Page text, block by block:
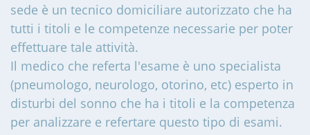
sede è un tecnico domiciliare autorizzato che ha
tutti i titoli e le competenze necessarie per poter
effettuare tale attività.
Il medico che referta l'esame è uno specialista
(pneumologo, neurologo, otorino, etc) esperto in
disturbi del sonno che ha i titoli e la competenza
per analizzare e refertare questo tipo di esami.